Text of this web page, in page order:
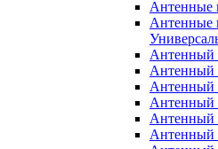
Антенные
Антенные
Антенный
Антенный
Антенный
Антенный
Антенный
Антенный